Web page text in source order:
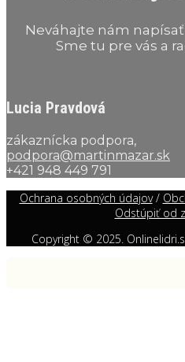
Neváhajte nám
Sme tu pre vás a
Lucia Pravdová
zákaznícka podpora,
podpora@martinmazar.sk
+421 948 449 791
Ochrana osobných údajov/
Odstúpiť od
Copyright © 2025.